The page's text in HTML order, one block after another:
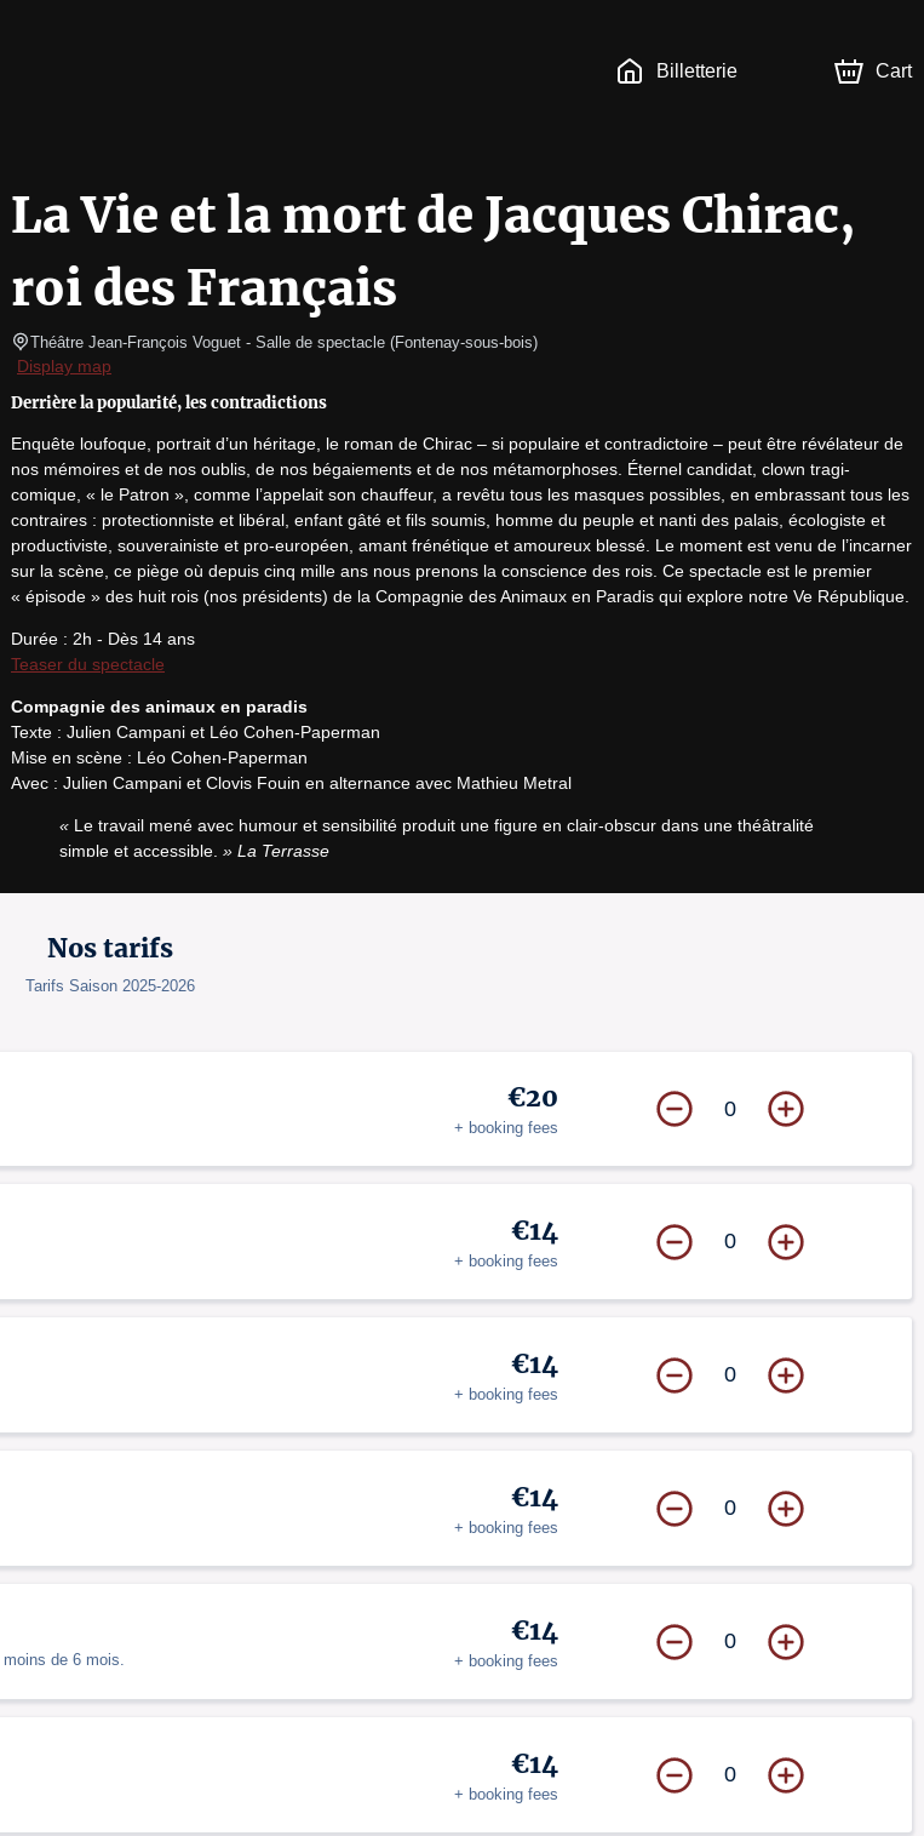
Billetterie Cart
La Vie et la mort de Jacques Chirac,
roi des Français
Théâtre Jean-François Voguet - Salle de spectacle (Fontenay-sous-bois)
Display map
Derrière la popularité, les contradictions
Enquête loufoque, portrait d’un héritage, le roman de Chirac – si populaire et contradictoire – peut être révélateur de
nos mémoires et de nos oublis, de nos bégaiements et de nos métamorphoses. Éternel candidat, clown tragi-
comique, « le Patron », comme l’appelait son chauffeur, a revêtu tous les masques possibles, en embrassant tous les
contraires : protectionniste et libéral, enfant gâté et fils soumis, homme du peuple et nanti des palais, écologiste et
productiviste, souverainiste et pro-européen, amant frénétique et amoureux blessé. Le moment est venu de l’incarner
sur la scène, ce piège où depuis cinq mille ans nous prenons la conscience des rois. Ce spectacle est le premier
« épisode » des huit rois (nos présidents) de la Compagnie des Animaux en Paradis qui explore notre Ve République.
Teaser du spectacle
Compagnie des animaux en paradis
Texte : Julien Campani et Léo Cohen-Paperman
Mise en scène : Léo Cohen-Paperman
Avec : Julien Campani et Clovis Fouin en alternance avec Mathieu Metral
« Le travail mené avec humour et sensibilité produit une figure en clair-obscur dans une théâtralité
simple et accessible. » La Terrasse
License number: PLATESV-D-2025-000404 / PLATESV-D-2024-008753
Nos tarifs
Tarifs Saison 2025-2026
€20
+ booking fees
0
€14
+ booking fees
0
€14
+ booking fees
0
€14
+ booking fees
0
de 6 mois.
€14
+ booking fees
0
€14
+ booking fees
0